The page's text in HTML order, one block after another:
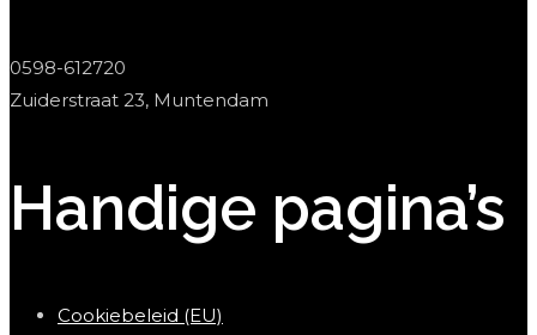
0598-612720
Zuiderstraat 23, Muntendam
Handige pagina’s
Cookiebeleid (EU)